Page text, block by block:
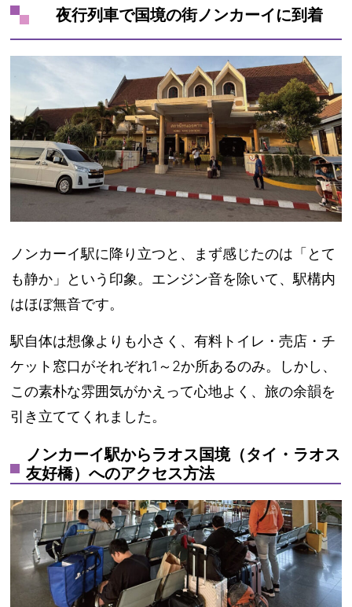
夜行列車で国境の街ノンカーイに到着
ノンカーイ駅に降り立つと、まず感じたのは「とて
も静か」という印象。エンジン音を除いて、駅構内
はほぼ無音です。
駅自体は想像よりも小さく、有料トイレ・売店・チ
ケット窓口がそれぞれ1～2か所あるのみ。しかし、
この素朴な雰囲気がかえって心地よく、旅の余韻を
引き立ててくれました。
ノンカーイ駅からラオス国境（タイ・ラオス
友好橋）へのアクセス方法